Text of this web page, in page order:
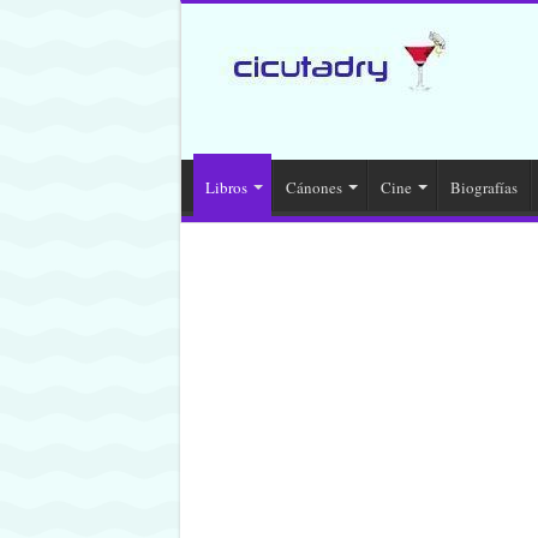
Libros Cánones Cine Biografías